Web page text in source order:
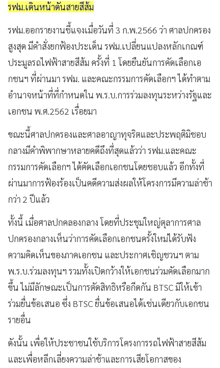
รฟม.เดินหน้าดันสายสีส้ม
รฟม.ออกรายงานชี้แจงเมื่อวันที่ 3 ก.พ.2566 ว่า ศาลปกครอง
สูงสุด มีคำสั่งยกฟ้องประเด็น รฟม.เปลี่ยนแปลงหลักเกณฑ์
ประมูลรถไฟฟ้าสายสีส้ม ครั้งที่ 1 โดยยืนยันการคัดเลือกเอ
กชนฯ ที่ผ่านมา รฟม. และคณะกรรมการคัดเลือกฯ ได้ทำตาม
อำนาจหน้าที่ที่กำหนดใน พ.ร.บ.การร่วมลงทุนระหว่างรัฐและ
เอกชน พ.ศ.2562 เรื่อยมา
ขณะนี้ศาลปกครองและศาลอาญาทุจริตและประพฤติมิชอบ
กลางมีคำพิพากษาหลายคดีถึงที่สุดแล้วว่า รฟม.และคณะ
กรรมการคัดเลือกฯ ได้คัดเลือกเอกชนโดยชอบแล้ว อีกทั้งที่
ผ่านมาการฟ้องร้องเป็นคดีความส่งผลให้โครงการมีความล่าช้า
กว่า 2 ปีแล้ว
ทั้งนี้ เมื่อศาลปกคลองกลาง โดยที่ประชุมใหญ่ตุลาการศาล
ปกครองกลางเห็นว่าการคัดเลือกเอกชนครั้งใหม่ได้รับฟัง
ความคิดเห็นของภาคเอกชน และประกาศเชิญชวนฯ ตาม
พ.ร.บ.ร่วมลงทุนฯ รวมทั้งเปิดกว้างให้เอกชนร่วมคัดเลือกมาก
ขึ้น ไม่มีลักษณะเป็นการตัดสิทธิหรือกีดกัน BTSC มิให้เข้า
ร่วมยื่นข้อเสนอ ซึ่ง BTSC ยื่นข้อเสนอได้เช่นเดียวกับเอกชน
รายอื่น
ดังนั้น เพื่อให้ประชาชนใช้บริการโครงการรถไฟฟ้าสายสีส้ม
และเพื่อหลีกเลี่ยงความล่าช้าและการเสียโอกาสของ